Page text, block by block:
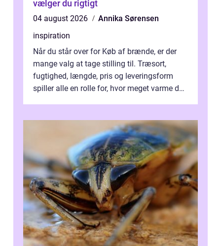
vælger du rigtigt
04 august 2026
Annika Sørensen
inspiration
Når du står over for Køb af brænde, er der
mange valg at tage stilling til. Træsort,
fugtighed, længde, pris og leveringsform
spiller alle en rolle for, hvor meget varme du